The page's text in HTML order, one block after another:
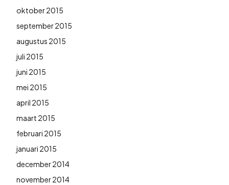
oktober 2015
september 2015
augustus 2015
juli 2015
juni 2015
mei 2015
april 2015
maart 2015
februari 2015
januari 2015
december 2014
november 2014